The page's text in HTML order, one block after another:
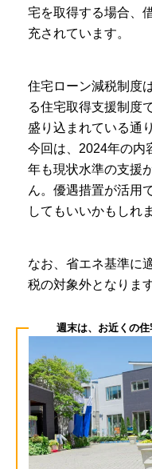
宅を取得する場合、
充されています。
住宅ローン減税制度
る住宅取得支援制度
盛り込まれている通
今回は、2024年の内
年も現状水準の支援
ん。優遇措置が活用
してもいいかもしれ
なお、省エネ基準に
税の対象外となりま
週末は、お近くの